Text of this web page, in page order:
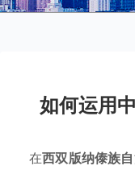
如何运用
在西双版纳傣族